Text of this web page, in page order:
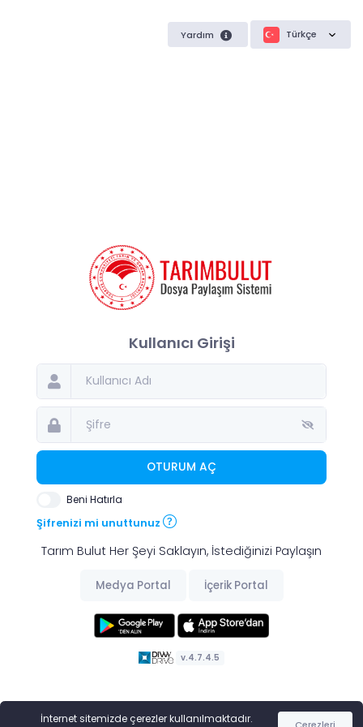
Yardım Türkçe
Kullanıcı Girişi
OTURUM AÇ
Beni Hatırla
Şifrenizi mi unuttunuz
Tarım Bulut Her Şeyi Saklayın, İstediğinizi Paylaşın
Medya Portal İçerik Portal
v.4.7.4.5
İnternet sitemizde çerezler kullanılmaktadır.
Çerezleri